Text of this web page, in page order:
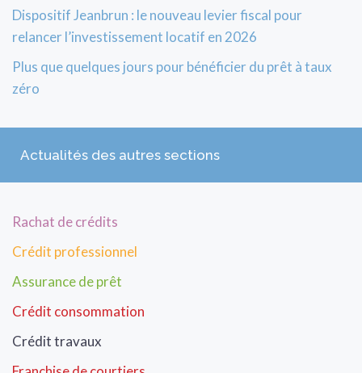
Dispositif Jeanbrun : le nouveau levier fiscal pour
relancer l’investissement locatif en 2026
Plus que quelques jours pour bénéficier du prêt à taux
zéro
Actualités des autres sections
Rachat de crédits
Crédit professionnel
Assurance de prêt
Crédit consommation
Crédit travaux